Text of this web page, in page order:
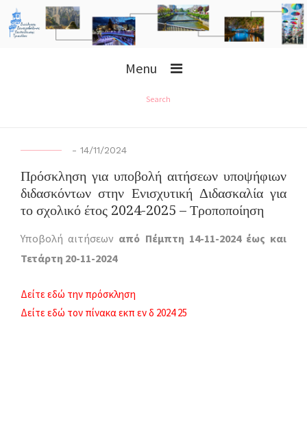
Menu
Search
- 14/11/2024
Πρόσκληση για υποβολή αιτήσεων υποψήφιων
διδασκόντων στην Ενισχυτική Διδασκαλία για
το σχολικό έτος 2024-2025 – Τροποποίηση
Υποβολή αιτήσεων από Πέμπτη 14-11-2024 έως και
Τετάρτη 20-11-2024
Δείτε εδώ την πρόσκληση
Δείτε εδώ τον πίνακα εκπ εν δ 2024 25